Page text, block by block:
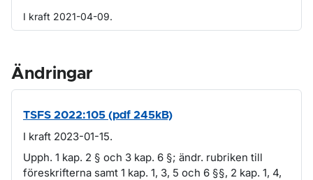
I kraft 2021-04-09.
Ändringar
TSFS 2022:105 (pdf 245kB)
I kraft 2023-01-15.
Upph. 1 kap. 2 § och 3 kap. 6 §; ändr. rubriken till
föreskrifterna samt 1 kap. 1, 3, 5 och 6 §§, 2 kap. 1, 4,